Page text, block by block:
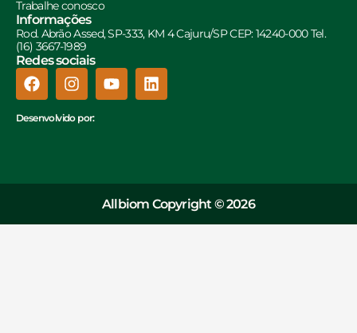
Trabalhe conosco
Informações
Rod. Abrão Assed, SP-333, KM 4 Cajuru/SP CEP: 14240-000 Tel.
(16) 3667-1989
Redes sociais
Desenvolvido por:
Allbiom Copyright © 2026